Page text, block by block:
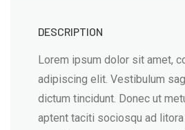
DESCRIPTION
Lorem ipsum dolor sit amet,
adipiscing elit. Vestibulum
dictum tincidunt. Donec ut
aptent taciti sociosqu ad